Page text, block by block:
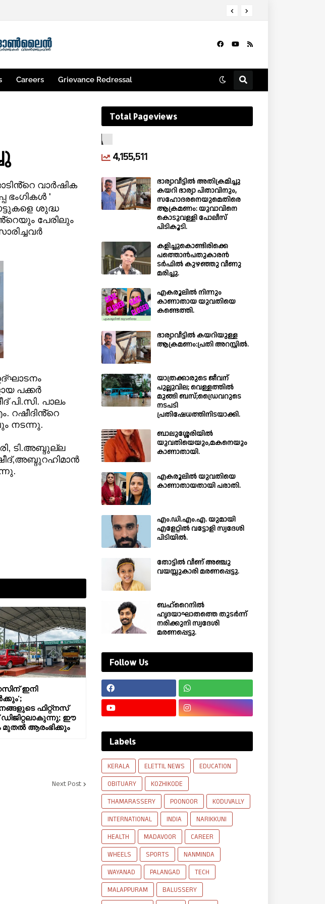
Careers Grievance Redressal
വാർഷിക
ഭംഗികൾ '
ശുദ്ധ
പേരിലും
പക്കർ
പാലം
റഷീദിൻ്റെ
നടന്നു.
ടി.അബ്ദുല്ല
ഇനി
ഫിറ്റ്‌നസ്
ഡിജിറ്റലാകുന്നു; ഈ
മുതൽ ആരംഭിക്കും
Next Post
Total Pageviews
4,155,511
ഭാര്യാവീട്ടിൽ അതിക്രമിച്ചു
കയറി ഭാര്യാ പിതാവിനും,
സഹോദരനെയുമെതിരെ
ആക്രമണം: യുവാവിനെ
കൊടുവള്ളി പോലീസ്
പിടികൂടി.
കളിച്ചുകൊണ്ടിരിക്കെ
പത്തൊൻപതുകാരൻ
ടർഫിൽ കുഴഞ്ഞു വീണു
മരിച്ചു.
എകരൂലിൽ നിന്നും
കാണാതായ യുവതിയെ
കണ്ടെത്തി.
ഭാര്യാവീട്ടിൽ കയറിയുള്ള
ആക്രമണം:പ്രതി അറസ്റ്റിൽ.
യാത്രക്കാരുടെ ജീവന്
പുല്ലുവില; വെള്ളത്തിൽ
മുങ്ങി ബസ്;ഡ്രൈവറുടെ
നടപടി
പ്രതിഷേധത്തിനിടയാക്കി.
ബാലുശ്ശേരിയില്‍
യുവതിയെയും,മകനെയും
കാണാതായി.
എകരൂലിൽ യുവതിയെ
കാണാതായതായി പരാതി.
എം.ഡി.എം.എ. യുമായി
എളേറ്റിൽ വട്ടോളി സ്വദേശി
പിടിയിൽ.
തോട്ടിൽ വീണ് അഞ്ചു
വയസ്സുകാരി മരണപ്പെട്ടു.
ബഹ്‌റൈനിൽ
ഹൃദയാഘാതത്തെ തുടർന്ന്
നരിക്കുനി സ്വദേശി
മരണപ്പെട്ടു.
Follow Us
Labels
KERALA ELETTIL NEWS
EDUCATION
OBITUARY
KOZHIKODE
THAMARASSERY
POONOOR
KODUVALLY
INTERNATIONAL
INDIA
NARIKKUNI
HEALTH
MADAVOOR
CAREER
WHEELS
SPORTS
NANMINDA
WAYANAD
PALANGAD
TECH
MALAPPURAM
BALUSSERY